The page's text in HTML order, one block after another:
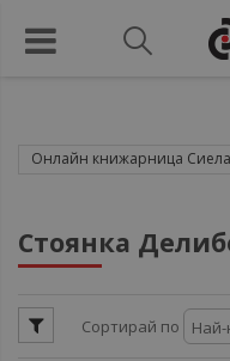
Онлайн книжарница Сиела
Стоянка
Сортирай по